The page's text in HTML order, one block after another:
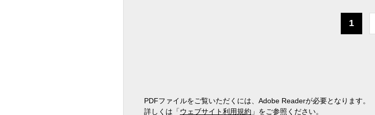
1
PDFファイルをご覧いただくには、Adobe Readerが必要となります。
詳しくは「ウェブサイト利用規約 」をご参照ください。